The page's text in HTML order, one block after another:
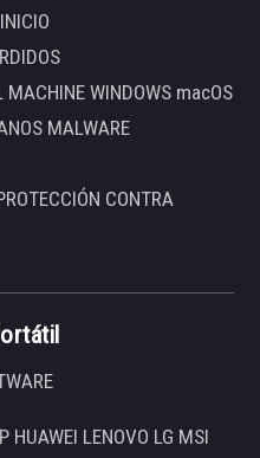
WINDOWS macOS
MALWARE
CONTRA
HUAWEI LENOVO LG MSI